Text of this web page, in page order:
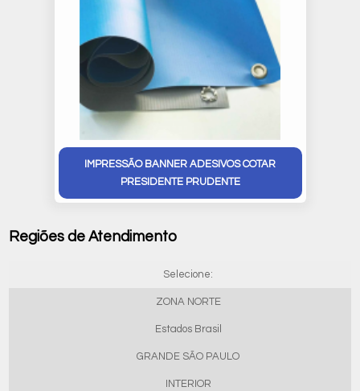
IMPRESSÃO BANNER ADESIVOS COTAR
PRESIDENTE PRUDENTE
Regiões de Atendimento
Selecione:
ZONA NORTE
Estados Brasil
GRANDE SÃO PAULO
INTERIOR